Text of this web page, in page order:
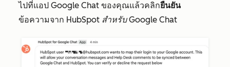
ไปที่แอป Google Chat ของคุณแล้วคลิกยืนยัน
ข้อความจาก HubSpot สำหรับ Google Chat